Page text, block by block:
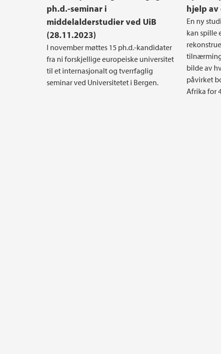
ph.d.-seminar i
middelalderstudier ved UiB
(28.11.2023)
I november møttes 15 ph.d.-kandidater
fra ni forskjellige europeiske universitet
til et internasjonalt og tverrfaglig
seminar ved Universitetet i Bergen.
hjelp av
En ny
kan spille
bilde av
påvirket
Afrika for